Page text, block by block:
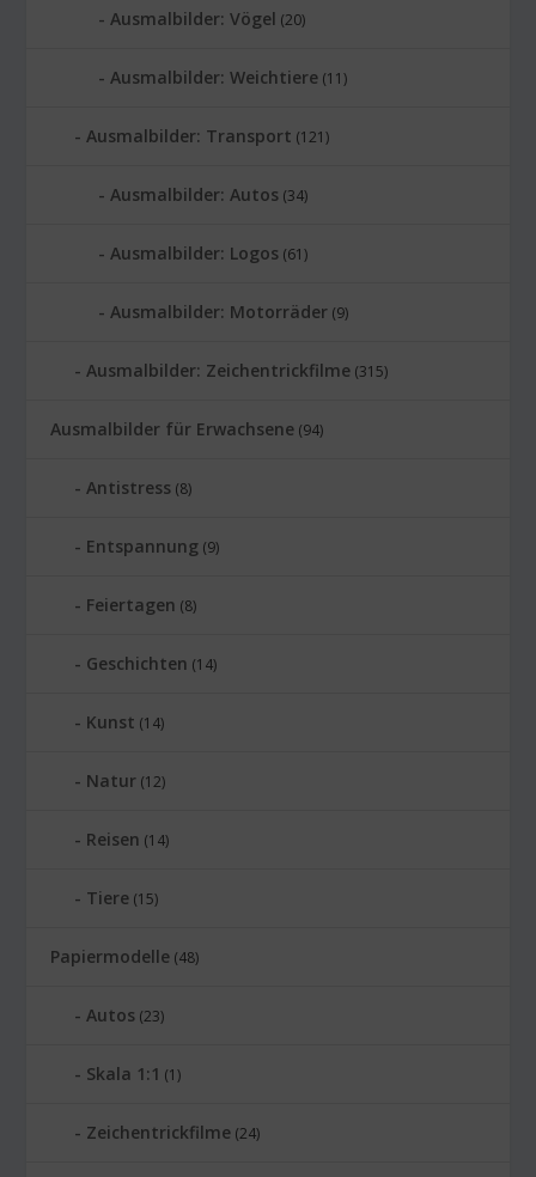
Ausmalbilder: Vögel (20)
Ausmalbilder: Weichtiere (11)
Ausmalbilder: Transport (121)
Ausmalbilder: Autos (34)
Ausmalbilder: Logos (61)
Ausmalbilder: Motorräder (9)
Ausmalbilder: Zeichentrickfilme (315)
Ausmalbilder für Erwachsene (94)
Antistress (8)
Entspannung (9)
Feiertagen (8)
Geschichten (14)
Kunst (14)
Natur (12)
Reisen (14)
Tiere (15)
Papiermodelle (48)
Autos (23)
Skala 1:1 (1)
Zeichentrickfilme (24)